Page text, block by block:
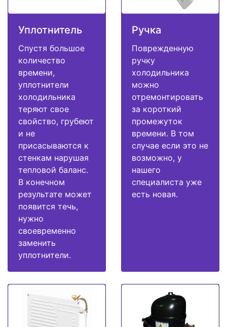
Уплотнитель
Спустя большое
количество
времени,
уплотнители
холодильника
теряют свое
свойство, грубеют
и не
присасываются к
стенкам нарушая
тепловой баланс.
В конечном
результате может
появится течь,
нужно
своевременно
заменить
уплотнители.
Ручка
Поврежденную
ручку
холодильника
можно
отремонтировать
за короткий
промежуток
времени. В том
случае если это не
возможно, у
нашего
специалиста уже
есть новая.